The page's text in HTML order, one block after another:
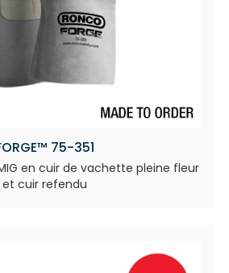
75-351
en cuir de vachette pleine fleur
et cuir refendu